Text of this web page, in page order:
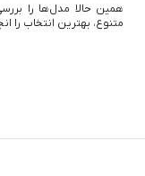
همین حالا مدل‌ها را
متنوع، بهترین انتخاب را